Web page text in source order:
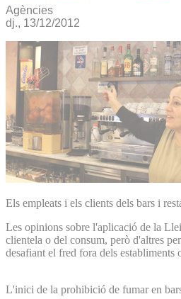
Agències
dj., 13/12/2012
Els empleats i els clients dels bars i
Les opinions sobre l'aplicació de la
clientela o del consum, però d'altres
desafiant el fred fora dels establiments
L'inici de la prohibició de fumar en